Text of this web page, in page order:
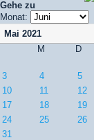
Gehe zu
Monat:
Mai 2021
M
D
3
4 5
10
11 12
17
18 19
24
25 26
31